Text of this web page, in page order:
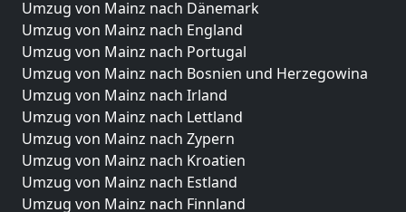
Umzug von Mainz nach Dänemark
Umzug von Mainz nach England
Umzug von Mainz nach Portugal
Umzug von Mainz nach Bosnien und Herzegowina
Umzug von Mainz nach Irland
Umzug von Mainz nach Lettland
Umzug von Mainz nach Zypern
Umzug von Mainz nach Kroatien
Umzug von Mainz nach Estland
Umzug von Mainz nach Finnland